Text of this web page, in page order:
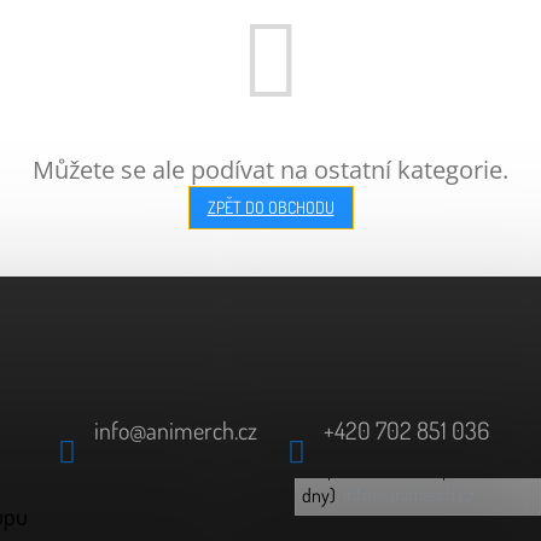
Můžete se ale podívat na ostatní kategorie.
ZPĚT DO OBCHODU
info@animerch.cz +420 702 851 036
(odpověď do 24h v pracovní
dny)